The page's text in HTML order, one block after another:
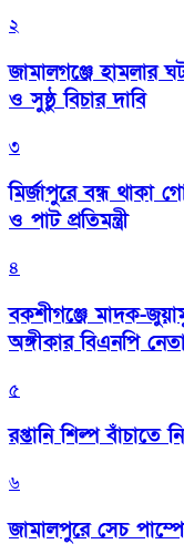
২
জামালগঞ্জে হামলার
ও সুষ্ঠু বিচার দাবি
৩
মির্জাপুরে বন্ধ থাকা
ও পাট প্রতিমন্ত্রী
৪
বকশীগঞ্জে মাদক-
অঙ্গীকার বিএনপি
৫
রপ্তানি শিল্প বাঁচাতে
৬
জামালপুরে সেচ